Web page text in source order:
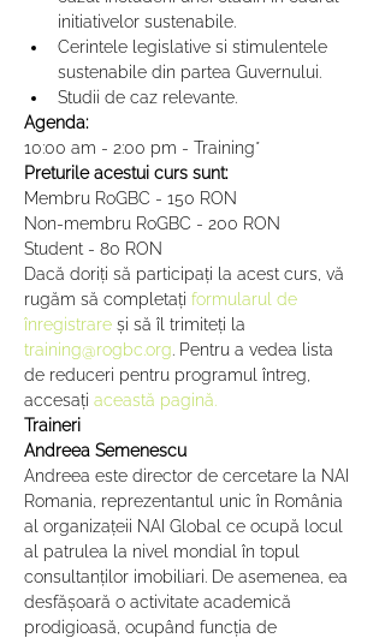
initiativelor sustenabile.
Cerintele legislative si stimulentele
sustenabile din partea Guvernului.
Studii de caz relevante.
Agenda:
10:00 am - 2:00 pm - Training*
Preturile acestui curs sunt:
Membru RoGBC - 150 RON
Non-membru RoGBC - 200 RON
Student - 80 RON
Dacă doriți să participați la acest curs, vă
rugăm să completați formularul de
înregistrare și să îl trimiteți la
training@rogbc.org. Pentru a vedea lista
de reduceri pentru programul întreg,
accesați această pagină.
Traineri
Andreea Semenescu
Andreea este director de cercetare la NAI
Romania, reprezentantul unic în România
al organizațeii NAI Global ce ocupă locul
al patrulea la nivel mondial în topul
consultanților imobiliari. De asemenea, ea
desfășoară o activitate academică
prodigioasă, ocupând funcția de